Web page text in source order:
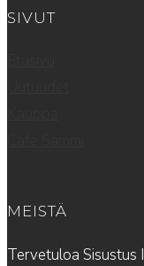
SIVUT
MEISTÄ
Tervetuloa Sisustus